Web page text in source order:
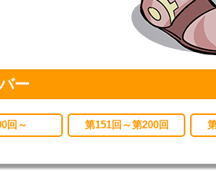
ー
回～ 第151回～第200回